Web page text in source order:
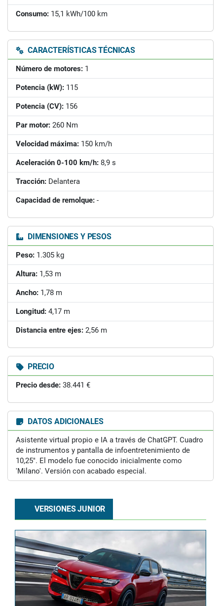
Consumo: 15,1 kWh/100 km
CARACTERÍSTICAS TÉCNICAS
Número de motores: 1
Potencia (kW): 115
Potencia (CV): 156
Par motor: 260 Nm
Velocidad máxima: 150 km/h
Aceleración 0-100 km/h: 8,9 s
Tracción: Delantera
Capacidad de remolque: -
DIMENSIONES Y PESOS
Peso: 1.305 kg
Altura: 1,53 m
Ancho: 1,78 m
Longitud: 4,17 m
Distancia entre ejes: 2,56 m
PRECIO
Precio desde: 38.441 €
DATOS ADICIONALES
Asistente virtual propio e IA a través de ChatGPT. Cuadro
de instrumentos y pantalla de infoentretenimiento de
10,25″. El modelo fue conocido inicialmente como
'Milano'. Versión con acabado especial.
VERSIONES JUNIOR